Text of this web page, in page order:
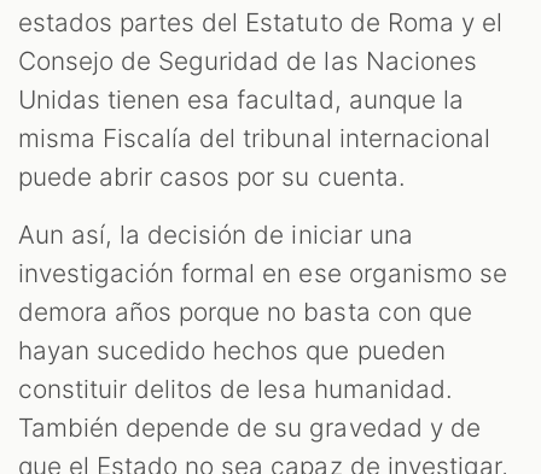
estados partes del Estatuto de Roma y el
Consejo de Seguridad de las Naciones
Unidas tienen esa facultad, aunque la
misma Fiscalía del tribunal internacional
puede abrir casos por su cuenta.
Aun así, la decisión de iniciar una
investigación formal en ese organismo se
demora años porque no basta con que
hayan sucedido hechos que pueden
constituir delitos de lesa humanidad.
También depende de su gravedad y de
que el Estado no sea capaz de investigar,